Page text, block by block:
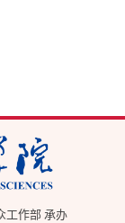
工作部 承办